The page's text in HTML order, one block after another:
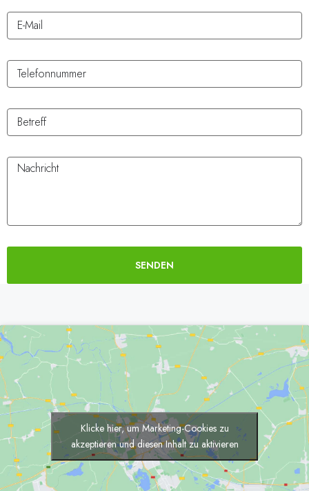
SENDEN
Klicke hier, um Marketing-Cookies zu
akzeptieren und diesen Inhalt zu aktivieren